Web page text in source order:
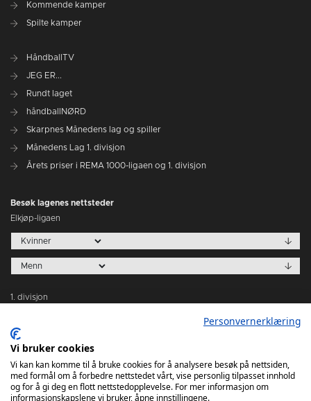
Kommende kamper
Spilte kamper
HåndballTV
JEG ER...
Rundt laget
håndballNØRD
Skarpnes Månedens lag og spiller
Månedens Lag 1. divisjon
Årets priser i REMA 1000-ligaen og 1. divisjon
Besøk lagenes nettsteder
Elkjøp-ligaen
1. divisjon
Tabeller
Personvernerklæring
Vi bruker cookies
Vi kan kan komme til å bruke cookies for å analysere besøk på nettsiden,
med formål om å forbedre nettstedet vårt, vise personlig tilpasset innhold
og for å gi deg en flott nettstedopplevelse. For mer informasjon om
informasjonskapslene vi bruker, åpne innstillingene.